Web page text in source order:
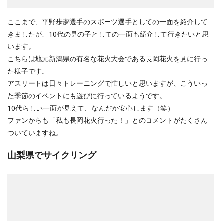
ここまで、平野歩夢選手のスポーツ選手としての一面を紹介して
きましたが、10代の男の子としての一面も紹介して行きたいと思
います。
こちらは地元新潟県の有名な花火大会である長岡花火を見に行っ
た様子です。
アスリートは日々トレーニングで忙しいと思いますが、こういっ
た季節のイベントにも遊びに行っているようです。
10代らしい一面が見えて、なんだか安心します（笑）
ファンからも「私も長岡花火行った！」とのコメントがたくさん
ついていますね。
山梨県でサイクリング